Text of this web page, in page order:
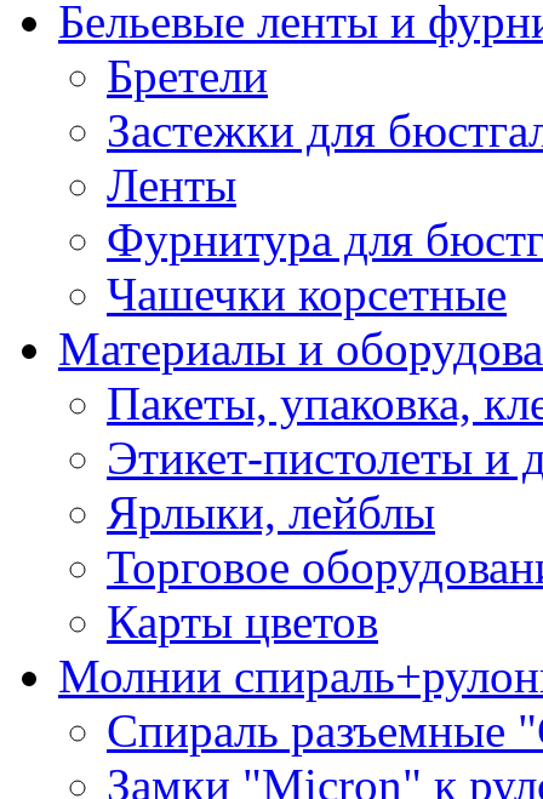
Бельевые ленты и
Бретели
Застежки для
Ленты
Фурнитура для
Чашечки корсетные
Материалы и
Пакеты, упаковка,
Этикет-пистолеты и
Ярлыки, лейблы
Торговое
Карты цветов
Молнии
Спираль разъемные
Замки "Micron" к